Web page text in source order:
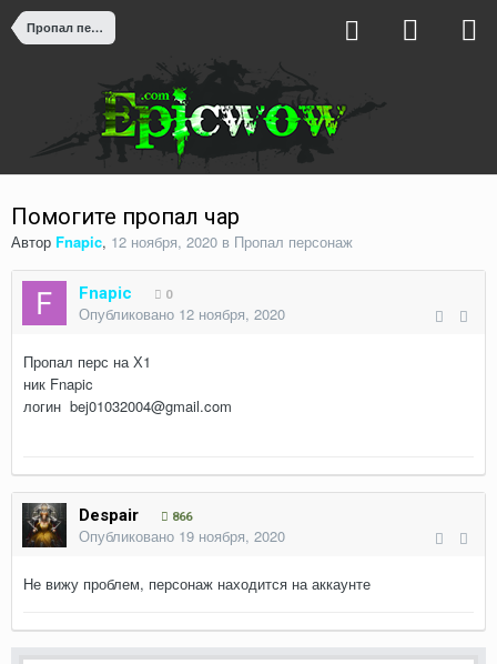
Пропал персонаж
Помогите пропал чар
Автор Fnapic, 12 ноября, 2020 в Пропал персонаж
Fnapic 0
Опубликовано 12 ноября, 2020
Пропал перс на Х1
ник Fnapic
логин bej01032004@gmail.com
Despair 866
Опубликовано 19 ноября, 2020
Не вижу проблем, персонаж находится на аккаунте